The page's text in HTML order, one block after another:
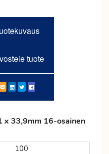
tuote
x 33,9mm 16-osainen
100